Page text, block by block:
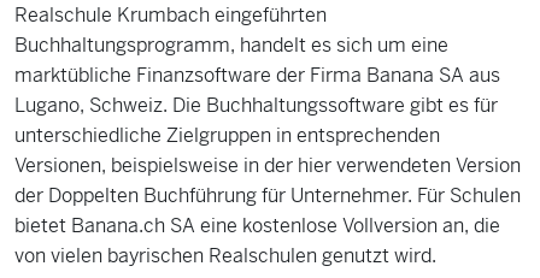
Realschule Krumbach eingeführten
Buchhaltungsprogramm, handelt es sich um eine
marktübliche Finanzsoftware der Firma Banana SA aus
Lugano, Schweiz. Die Buchhaltungssoftware gibt es für
unterschiedliche Zielgruppen in entsprechenden
Versionen, beispielsweise in der hier verwendeten Version
der Doppelten Buchführung für Unternehmer. Für Schulen
bietet Banana.ch SA eine kostenlose Vollversion an, die
von vielen bayrischen Realschulen genutzt wird.